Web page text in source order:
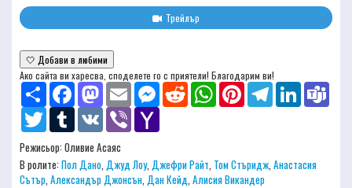
Трейлър
🤍 Добави в любими
Ако сайта ви харесва, споделете го с приятели! Благодарим ви!
Share
FacebookMastodonEmail MessengerReddit WhatsAppPinterestTelegramLinkedIn
Twitter
Tumblr VK Viber
Режисьор:Оливие Асаяс
В ролите:Пол Дано,Джуд Лоу,Джефри Райт, Том Стъридж,Анастасия
Сътър,Александър Джонсън,Дан Кейд,Алисия Викандер